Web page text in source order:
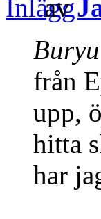
av
från
upp,
hitta
har